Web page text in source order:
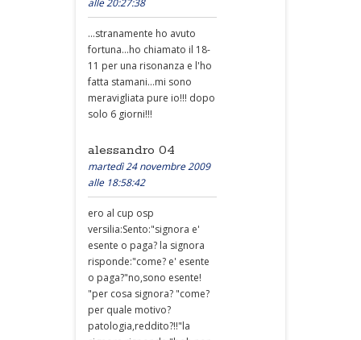
alle 20:27:38
...stranamente ho avuto
fortuna...ho chiamato il 18-
11 per una risonanza e l'ho
fatta stamani...mi sono
meravigliata pure io!!! dopo
solo 6 giorni!!!
alessandro 04
martedì 24 novembre 2009
alle 18:58:42
ero al cup osp
versilia:Sento:"signora e'
esente o paga? la signora
risponde:"come? e' esente
o paga?"no,sono esente!
"per cosa signora? "come?
per quale motivo?
patologia,reddito?!!"la